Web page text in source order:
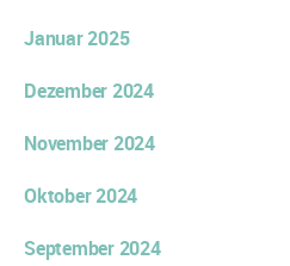
Januar 2025
Dezember 2024
November 2024
Oktober 2024
September 2024